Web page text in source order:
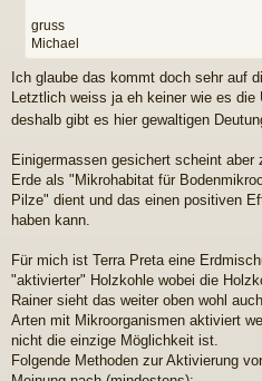
gruss
Michael
Ich glaube das kommt doch sehr auf
Letztlich weiss ja eh keiner wie es die
deshalb gibt es hier gewaltigen
Einigermassen gesichert scheint
Erde als "Mikrohabitat für
Pilze" dient und das einen positiven
haben kann.
Für mich ist Terra Preta eine
"aktivierter" Holzkohle wobei die
Rainer sieht das weiter oben wohl
Arten mit Mikroorganismen aktiviert
nicht die einzige Möglichkeit ist.
Folgende Methoden zur Aktivierung